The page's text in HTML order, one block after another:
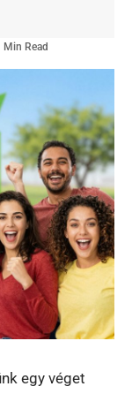
Min Read
egy véget